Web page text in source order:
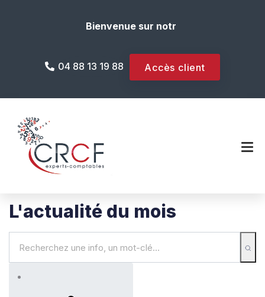
Bienvenue sur notre site internet !
04 88 13 19 88 Accès client
L'actualité du mois